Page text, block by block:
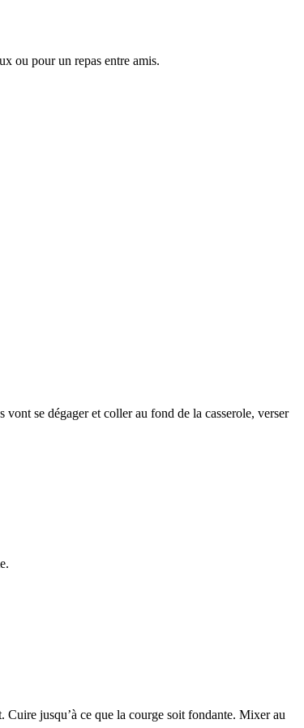
ou pour un repas entre amis.
vont se dégager et coller au fond de la casserole, verser
jusqu’à ce que la courge soit fondante. Mixer au